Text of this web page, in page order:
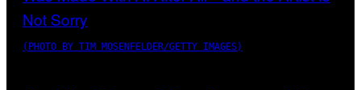
(PHOTO BY TIM MOSENFELDER/GETTY IMAGES)